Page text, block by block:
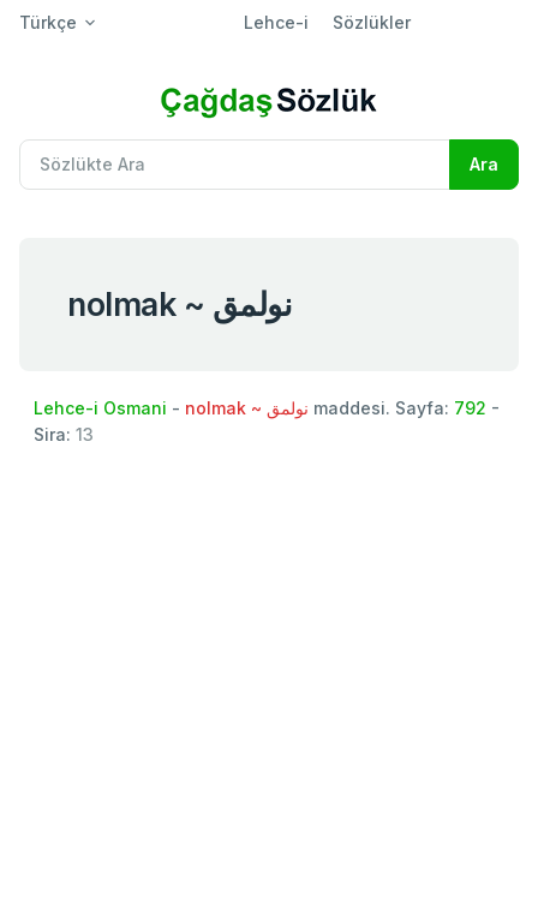
Türkçe Lehce-i Sözlükler
nolmak ~ نولمق
Lehce-i Osmani - nolmak ~ نولمق maddesi. Sayfa: 792 -
Sira: 13